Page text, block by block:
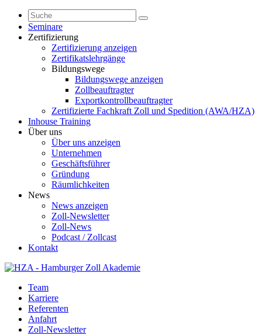
Seminare
Zertifizierung
Zertifizierung anzeigen
Zertifikatslehrgänge
Bildungswege
Bildungswege anzeigen
Zollbeauftragter
Exportkontrollbeauftragter
Zertifizierte Fachkraft Zoll und Spedition (AWA/HZA)
Inhouse Training
Über uns
Über uns anzeigen
Unternehmen
Geschäftsführer
Gründung
Räumlichkeiten
News
News anzeigen
Zoll-Newsletter
Zoll-News
Podcast / Zollcast
Kontakt
Team
Karriere
Referenten
Anfahrt
Zoll-Newsletter